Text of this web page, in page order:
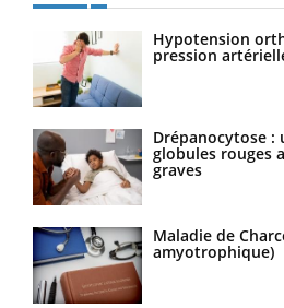
Hypotension
pression
Drépanocytose :
globules rouges
graves
Maladie de
amyotrophique)